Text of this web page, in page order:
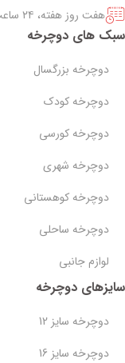
هفت روز هفته، ۲۴ ساعت شبانه‌روز
سبک های دوچرخه
دوچرخه بزرگسال
دوچرخه کودک
دوچرخه کورسی
دوچرخه شهری
دوچرخه کوهستانی
دوچرخه ساحلی
لوازم جانبی
سایزهای دوچرخه
دوچرخه سایز 12
دوچرخه سایز 16